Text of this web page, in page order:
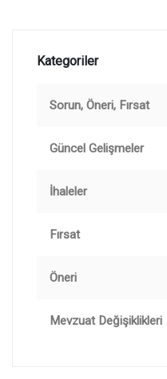
Kategoriler
Sorun, Öneri, Fırsat
Güncel Gelişmeler
İhaleler
Fırsat
Öneri
Mevzuat Değişiklikleri